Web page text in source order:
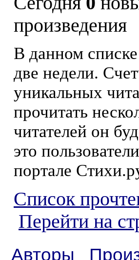
произведения
В данном
две недели.
уникальных
прочитать
читателей он
это
портале
Список
Перейти на
Авторы